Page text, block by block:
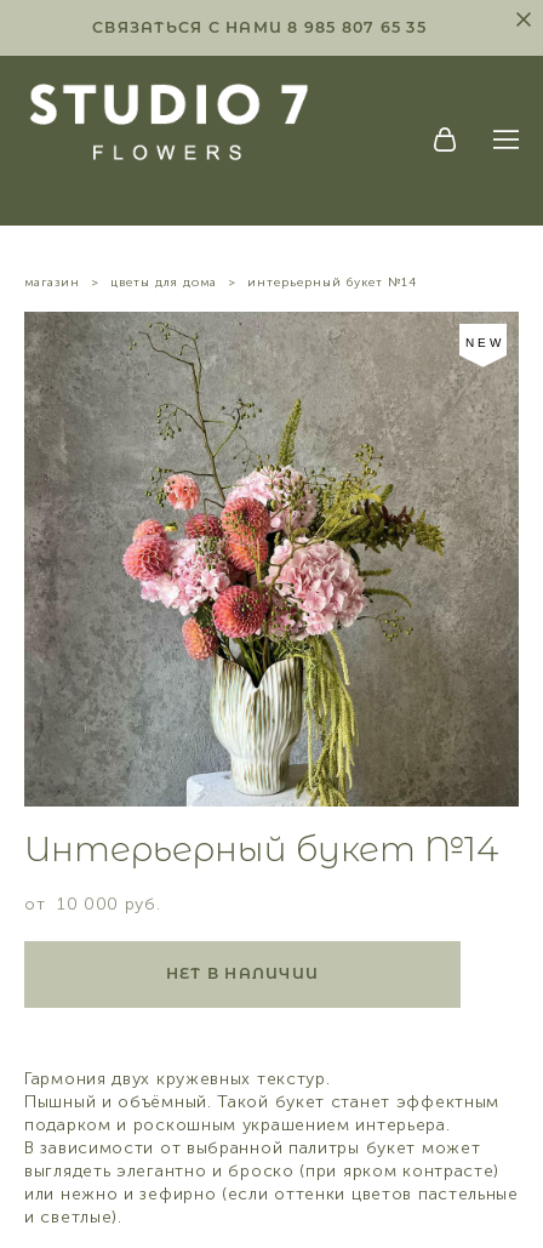
СВЯЗАТЬСЯ С НАМИ 8 985 807 65 35
магазин > цветы для дома > интерьерный букет №14
NEW
Интерьерный букет №14
от 10 000 pуб.
НЕТ В НАЛИЧИИ
Гармония двух кружевных текстур.
Пышный и объёмный. Такой букет станет эффектным
подарком и роскошным украшением интерьера.
В зависимости от выбранной палитры букет может
выглядеть элегантно и броско (при ярком контрасте)
или нежно и зефирно (если оттенки цветов пастельные
и светлые).